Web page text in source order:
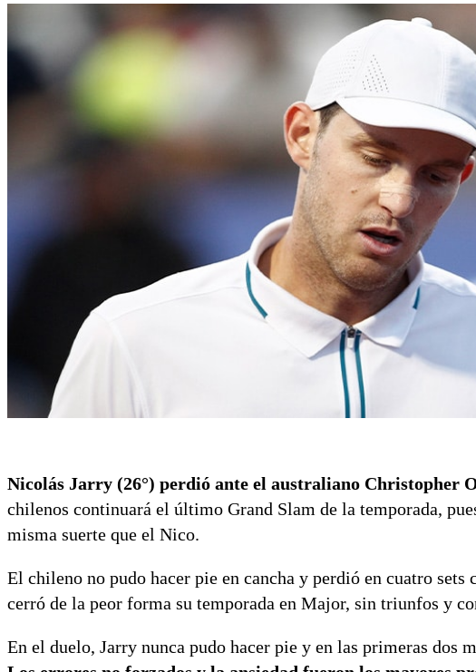
Nicolás Jarry (26°) perdió ante el australiano Christopher
chilenos continuará el último Grand Slam de la temporada,
misma suerte que el Nico.
El chileno no pudo hacer pie en cancha y perdió en cuatro sets
cerró de la peor forma su temporada en Major, sin triunfos y
En el duelo, Jarry nunca pudo hacer pie y en las primeras dos